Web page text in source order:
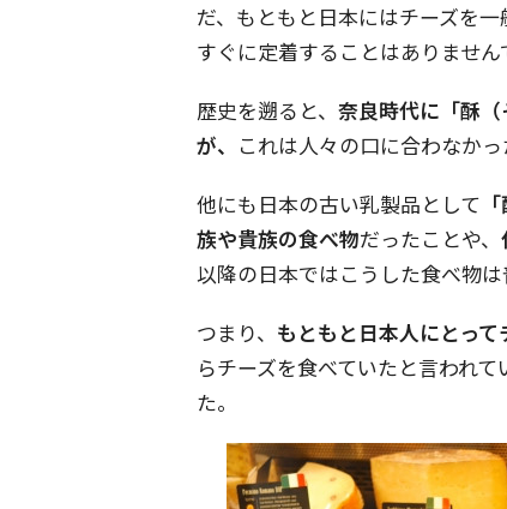
だ、もともと日本にはチーズを
すぐに定着することはありません
歴史を遡ると、 奈良時代に「酥
が、 これは人々の口に合わなか
他にも日本の古い乳製品として
族や貴族の食べ物だったことや、
以降の日本ではこうした食べ物は
つまり、 もともと日本人にとっ
らチーズを食べていたと言われ
た。